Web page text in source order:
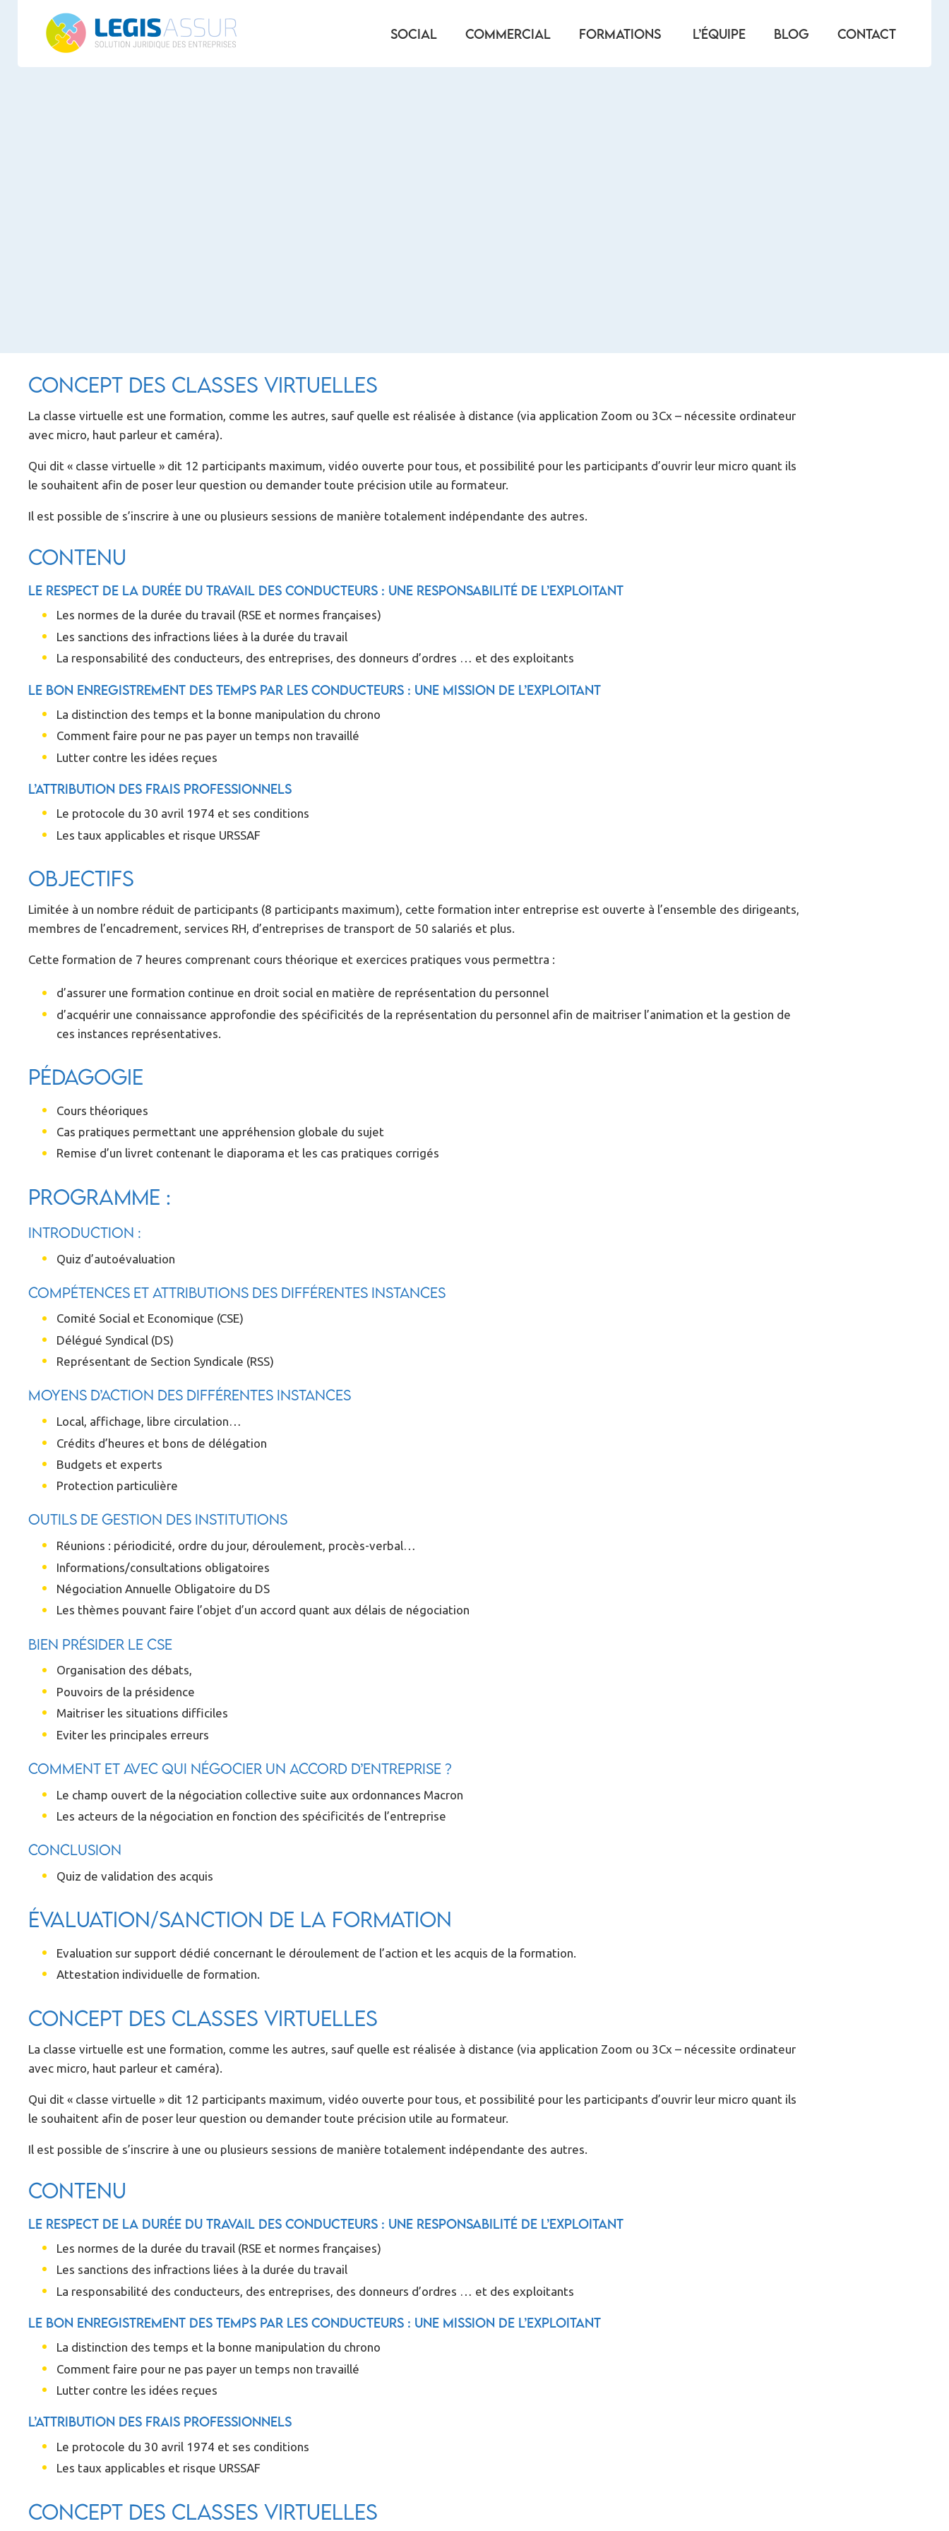
SOCIAL COMMERCIAL FORMATIONS L’ÉQUIPE BLOG CONTACT
Concept des classes virtuelles
La classe virtuelle est une formation, comme les autres, sauf quelle est réalisée à distance (via application Zoom ou 3Cx – nécessite ordinateur
avec micro, haut parleur et caméra).
Qui dit « classe virtuelle » dit 12 participants maximum, vidéo ouverte pour tous, et possibilité pour les participants d’ouvrir leur micro quant ils
le souhaitent afin de poser leur question ou demander toute précision utile au formateur.
Il est possible de s’inscrire à une ou plusieurs sessions de manière totalement indépendante des autres.
Contenu
Le respect de la durée du travail des conducteurs : une responsabilité de l’exploitant
Les normes de la durée du travail (RSE et normes françaises)
Les sanctions des infractions liées à la durée du travail
La responsabilité des conducteurs, des entreprises, des donneurs d’ordres … et des exploitants
Le bon enregistrement des temps par les conducteurs : une mission de l’exploitant
La distinction des temps et la bonne manipulation du chrono
Comment faire pour ne pas payer un temps non travaillé
Lutter contre les idées reçues
L’attribution des frais professionnels
Le protocole du 30 avril 1974 et ses conditions
Les taux applicables et risque URSSAF
Objectifs
Limitée à un nombre réduit de participants (8 participants maximum), cette formation inter entreprise est ouverte à l’ensemble des dirigeants,
membres de l’encadrement, services RH, d’entreprises de transport de 50 salariés et plus.
Cette formation de 7 heures comprenant cours théorique et exercices pratiques vous permettra :
d’assurer une formation continue en droit social en matière de représentation du personnel
d’acquérir une connaissance approfondie des spécificités de la représentation du personnel afin de maitriser l’animation et la gestion de
ces instances représentatives.
Pédagogie
Cours théoriques
Cas pratiques permettant une appréhension globale du sujet
Remise d’un livret contenant le diaporama et les cas pratiques corrigés
Programme :
Introduction :
Quiz d’autoévaluation
Compétences et attributions des différentes instances
Comité Social et Economique (CSE)
Délégué Syndical (DS)
Représentant de Section Syndicale (RSS)
Moyens d’action des différentes instances
Local, affichage, libre circulation…
Crédits d’heures et bons de délégation
Budgets et experts
Protection particulière
Outils de gestion des institutions
Réunions : périodicité, ordre du jour, déroulement, procès-verbal…
Informations/consultations obligatoires
Négociation Annuelle Obligatoire du DS
Les thèmes pouvant faire l’objet d’un accord quant aux délais de négociation
Bien présider le CSE
Organisation des débats,
Pouvoirs de la présidence
Maitriser les situations difficiles
Eviter les principales erreurs
Comment et avec qui négocier un accord d’entreprise ?
Le champ ouvert de la négociation collective suite aux ordonnances Macron
Les acteurs de la négociation en fonction des spécificités de l’entreprise
Conclusion
Quiz de validation des acquis
Évaluation/Sanction de la formation
Evaluation sur support dédié concernant le déroulement de l’action et les acquis de la formation.
Attestation individuelle de formation.
Concept des classes virtuelles
La classe virtuelle est une formation, comme les autres, sauf quelle est réalisée à distance (via application Zoom ou 3Cx – nécessite ordinateur
avec micro, haut parleur et caméra).
Qui dit « classe virtuelle » dit 12 participants maximum, vidéo ouverte pour tous, et possibilité pour les participants d’ouvrir leur micro quant ils
le souhaitent afin de poser leur question ou demander toute précision utile au formateur.
Il est possible de s’inscrire à une ou plusieurs sessions de manière totalement indépendante des autres.
Contenu
Le respect de la durée du travail des conducteurs : une responsabilité de l’exploitant
Les normes de la durée du travail (RSE et normes françaises)
Les sanctions des infractions liées à la durée du travail
La responsabilité des conducteurs, des entreprises, des donneurs d’ordres … et des exploitants
Le bon enregistrement des temps par les conducteurs : une mission de l’exploitant
La distinction des temps et la bonne manipulation du chrono
Comment faire pour ne pas payer un temps non travaillé
Lutter contre les idées reçues
L’attribution des frais professionnels
Le protocole du 30 avril 1974 et ses conditions
Les taux applicables et risque URSSAF
Concept des classes virtuelles